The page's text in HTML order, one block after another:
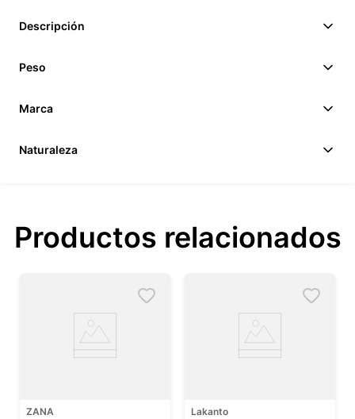
Descripción
Peso
Marca
Naturaleza
Productos relacionados
ZANA Lakanto